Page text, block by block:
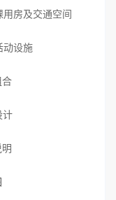
房及交通空间
动设施
合
计